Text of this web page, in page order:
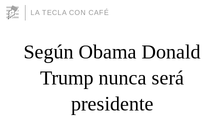
LA TECLA CON CAFÉ
Según Obama Donald
Trump nunca será
presidente